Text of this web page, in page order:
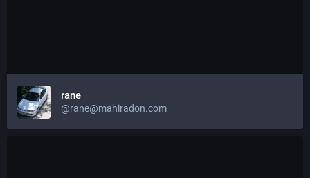
rane
@rane@mahiradon.com